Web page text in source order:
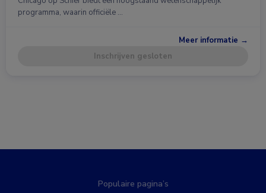
programma, waarin officiële …
Meer informatie →
Inschrijven gesloten
Populaire pagina’s